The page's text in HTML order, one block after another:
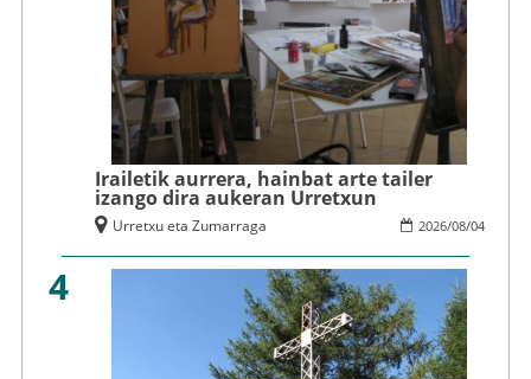
Irailetik aurrera, hainbat arte tailer
izango dira aukeran Urretxun
2026/08/04
Urretxu eta Zumarraga
4